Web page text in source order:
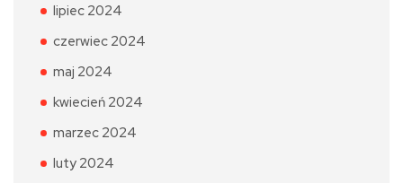
lipiec 2024
czerwiec 2024
maj 2024
kwiecień 2024
marzec 2024
luty 2024